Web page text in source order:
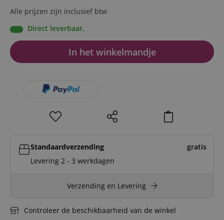
Alle prijzen zijn inclusief btw
Direct leverbaar.
In het winkelmandje
Standaardverzending
gratis
Levering 2 - 3 werkdagen
Verzending en Levering
Controleer de beschikbaarheid van de winkel